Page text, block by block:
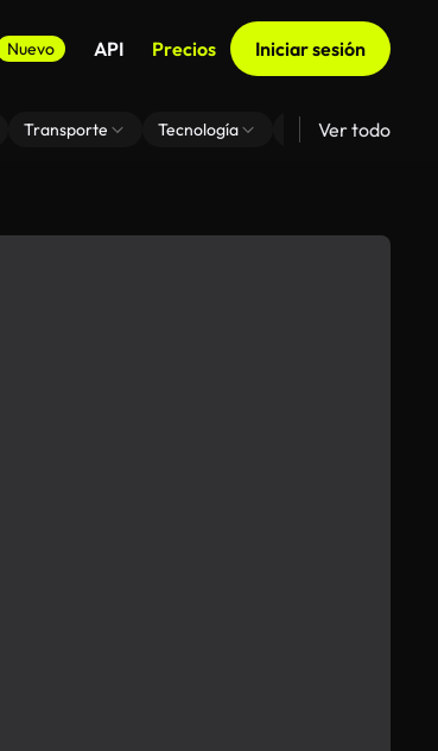
Nuevo API Precios Iniciar sesión
Transporte Tecnología Zoom De Fondo
Ver todo